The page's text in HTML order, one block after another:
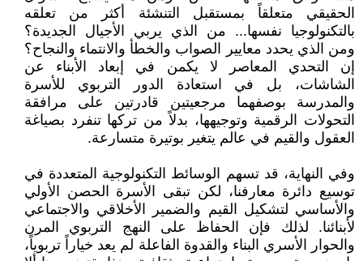
الحقيقي متعلقاً بمستقبل التنشئة أكثر من تعلقه
بالتكنولوجيا نفسها... من الذي يربي الأجيال الجديدة؟
ومن الذي يحدد معايير الصواب والخطأ والانتماء والنجاح؟
إن التحدي المعاصر لا يكمن في إبعاد الأبناء عن
الشاشات، بل في استعادة الدور التربوي للأسرة
والمدرسة بوصفهما مرجعيتين قادرتين على مرافقة
التحولات الرقمية وتوجيهها، بدلاً من تركها تنفرد بصياغة
العقول والقيم في عالم يتغير بوتيرة متسارعة.
وفي النهاية، قد تسهم الوسائط التكنولوجية المتعددة في
توسيع دائرة معارفنا، لكن تبقى الأسرة الحصن الأولي
والأساسي لتشكيل القيم والضمير الأخلاقي والاجتماعي
لأبنائنا. لذلك فإن الحفاظ على النهج التربوي المرن
والحوار الأسري البناء والقدوة الفاعلة لم يعد خياراً تربوياً،